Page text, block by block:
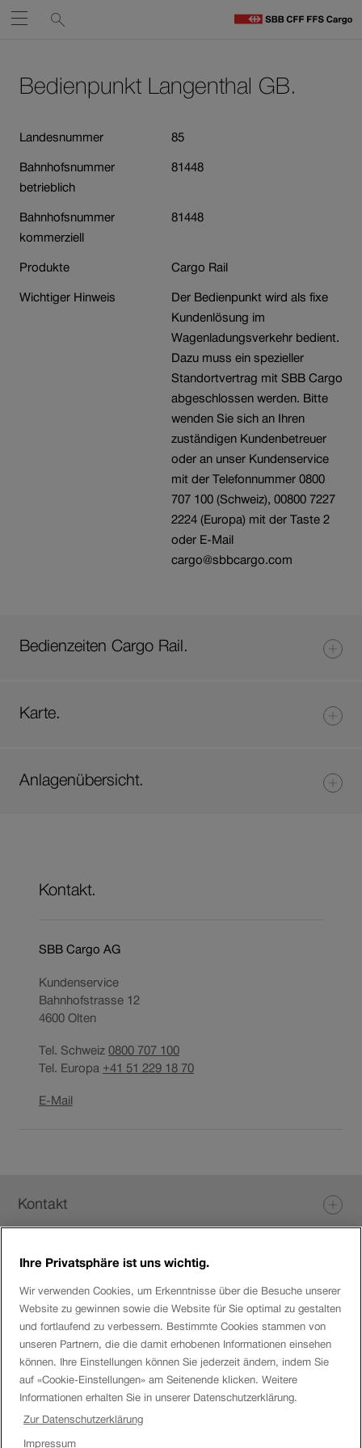
auf
Service-
Links
Öffnen
Bedienpunkt Langenthal GB.
Landesnummer 85
Bahnhofsnummer
betrieblich
81448
Bahnhofsnummer
kommerziell
81448
Produkte Cargo Rail
Wichtiger Hinweis
Der Bedienpunkt wird als fixe
Kundenlösung im
Wagenladungsverkehr bedient.
Dazu muss ein spezieller
Standortvertrag mit SBB Cargo
abgeschlossen werden. Bitte
wenden Sie sich an Ihren
zuständigen Kundenbetreuer
oder an unser Kundenservice
mit der Telefonnummer 0800
707 100 (Schweiz), 00800 7227
2224 (Europa) mit der Taste 2
oder E-Mail
cargo@sbbcargo.com
Bedienzeiten Cargo Rail.
Karte.
Anlagenübersicht.
Kontakt.
SBB Cargo AG
Kundenservice
Bahnhofstrasse 12
4600 Olten
Tel. Schweiz 0800 707 100
Tel. Europa +41 51 229 18 70
E-MailLink
Kontakt
Login eServices
Social Media
Über die SBB
Ihre Privatsphäre ist uns wichtig.
Wir verwenden Cookies, um Erkenntnisse über die Besuche unserer
Website zu gewinnen sowie die Website für Sie optimal zu gestalten
und fortlaufend zu verbessern. Bestimmte Cookies stammen von
unseren Partnern, die die damit erhobenen Informationen einsehen
können. Ihre Einstellungen können Sie jederzeit ändern, indem Sie
auf «Cookie-Einstellungen» am Seitenende klicken. Weitere
Informationen erhalten Sie in unserer Datenschutzerklärung.
Zur Datenschutzerklärung
Impressum